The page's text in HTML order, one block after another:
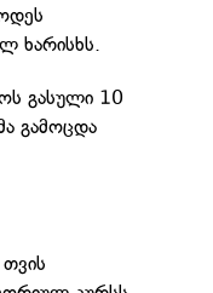
ხარისხს.
გასული 10
გამოცდა